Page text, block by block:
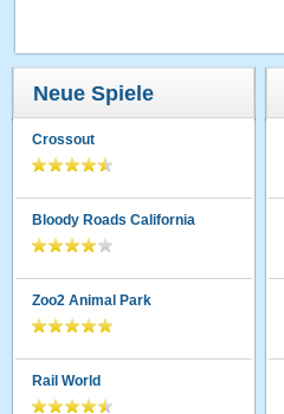
Neue Spiele
Crossout
Bloody Roads California
Zoo2 Animal Park
Rail World